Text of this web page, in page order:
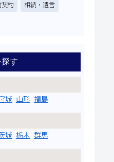
約 相続・遺言
す
城 山形 福島
城 栃木 群馬